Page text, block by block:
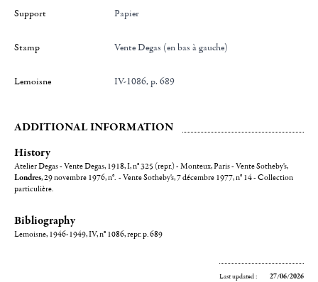
Support Papier
Stamp Vente Degas (en bas à gauche)
Lemoisne IV-1086, p. 689
ADDITIONAL INFORMATION
History
Atelier Degas - Vente Degas, 1918, I, n° 325 (repr.) - Monteux, Paris - Vente Sotheby's,
Londres, 29 novembre 1976, n°. - Vente Sotheby's, 7 décembre 1977, n° 14 - Collection
particulière.
Bibliography
Lemoisne, 1946-1949, IV, n° 1086, repr. p. 689
Last updated : 27/06/2026